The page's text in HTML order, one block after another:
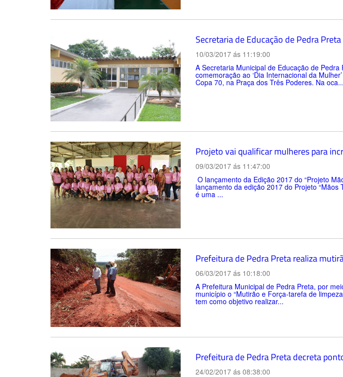
Secretaria de Educação de Pedra
10/03/2017 ás 11:19:00
A Secretaria Municipal de Educação de
comemoração ao ‘Dia Internacional da
Copa 70, na Praça dos Três Poderes. Na oca...
Projeto vai qualificar mulheres para
09/03/2017 ás 11:47:00
O lançamento da Edição 2017 do “Projeto
lançamento da edição 2017 do Projeto
é uma ...
Prefeitura de Pedra Preta realiza
06/03/2017 ás 10:18:00
A Prefeitura Municipal de Pedra Preta, por
município o “Mutirão e Força-tarefa de
tem como objetivo realizar...
Prefeitura de Pedra Preta decreta
24/02/2017 ás 08:38:00